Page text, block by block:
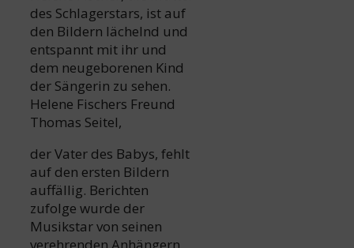
des Schlagerstars, ist auf
den Bildern lächelnd und
entspannt mit ihr und
dem neugeborenen Kind
der Sängerin zu sehen.
Helene Fischers Freund
Thomas Seitel,
der Vater des Babys, fehlt
auf den ersten Bildern
auffällig. Berichten
zufolge wurde der
Musikstar von seinen
verehrenden Anhängern